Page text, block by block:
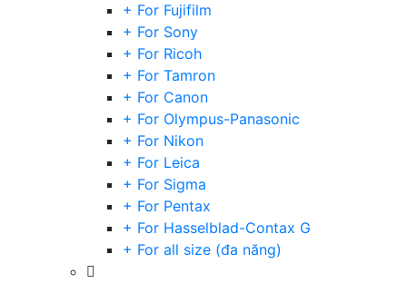
+ For Fujifilm
+ For Sony
+ For Ricoh
+ For Tamron
+ For Canon
+ For Olympus-Panasonic
+ For Nikon
+ For Leica
+ For Sigma
+ For Pentax
+ For Hasselblad-Contax G
+ For all size (đa năng)